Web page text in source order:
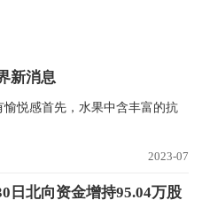
新消息
悦感首先，水果中含丰富的抗
2023-07
日北向资金增持95.04万股